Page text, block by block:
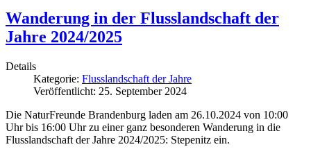
Wanderung in der Flusslandschaft der
Jahre 2024/2025
Details
Kategorie: Flusslandschaft der Jahre
Veröffentlicht: 25. September 2024
Die NaturFreunde Brandenburg laden am 26.10.2024 von 10:00
Uhr bis 16:00 Uhr zu einer ganz besonderen Wanderung in die
Flusslandschaft der Jahre 2024/2025: Stepenitz ein.